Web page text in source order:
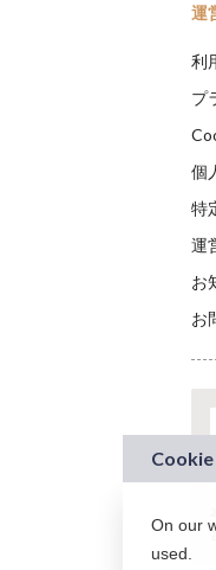
運
利
プ
個
特
運
お
お
On our
used.